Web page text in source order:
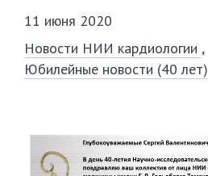
11 июня 2020
Новости НИИ кардиологии
Юбилейные новости (40 лет)